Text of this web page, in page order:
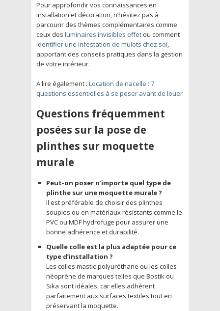
Pour approfondir vos connaissances en
installation et décoration, n’hésitez pas à
parcourir des thèmes complémentaires comme
ceux des luminaires invisibles effet ou comment
identifier une infestation de mulots chez soi,
apportant des conseils pratiques dans la gestion
de votre intérieur.
A lire également : Location de nacelle : 7
questions essentielles à se poser avant de louer
Questions fréquemment
posées sur la pose de
plinthes sur moquette
murale
Peut-on poser n’importe quel type de
plinthe sur une moquette murale ?
Il est préférable de choisir des plinthes
souples ou en matériaux résistants comme le
PVC ou MDF hydrofuge pour assurer une
bonne adhérence et durabilité.
Quelle colle est la plus adaptée pour ce
type d’installation ?
Les colles mastic-polyuréthane ou les colles
néoprène de marques telles que Bostik ou
Sika sont idéales, car elles adhèrent
parfaitement aux surfaces textiles tout en
préservant la moquette.